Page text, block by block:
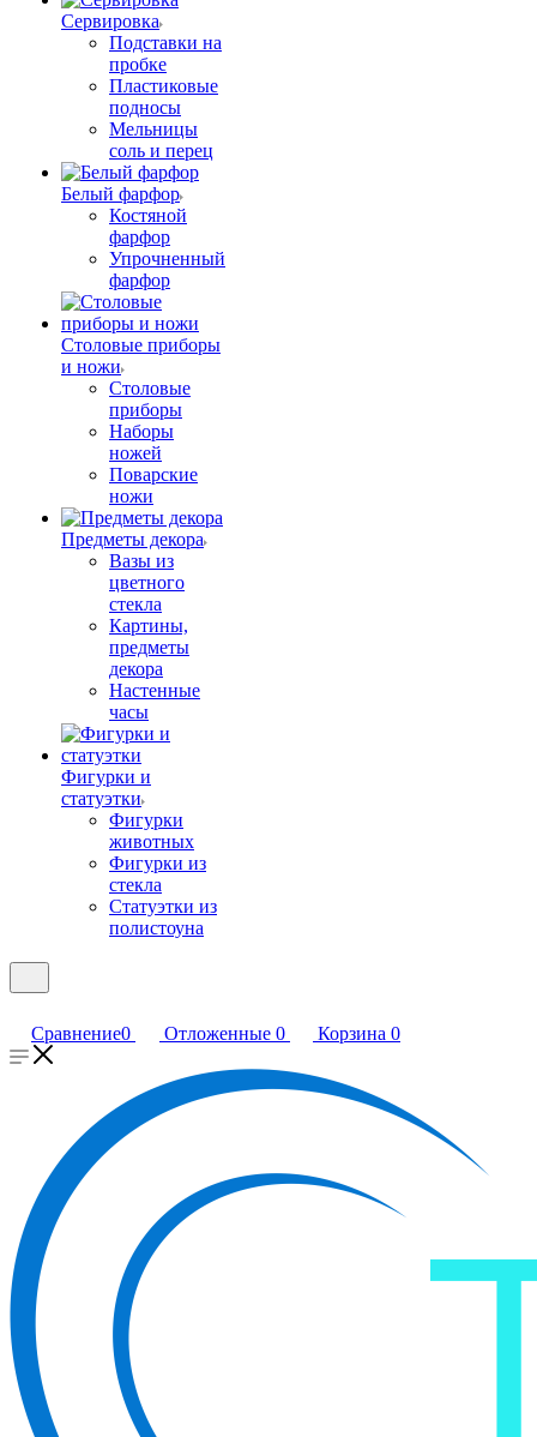
Сервировка
Подставки на
пробке
Пластиковые
подносы
Мельницы
соль и перец
Белый фарфор
Костяной
фарфор
Упрочненный
фарфор
Столовые приборы
и ножи
Столовые
приборы
Наборы
ножей
Поварские
ножи
Предметы декора
Вазы из
цветного
стекла
Картины,
предметы
декора
Настенные
часы
Фигурки и
статуэтки
Фигурки
животных
Фигурки из
стекла
Статуэтки из
полистоуна
Сравнение0 Отложенные 0 Корзина 0